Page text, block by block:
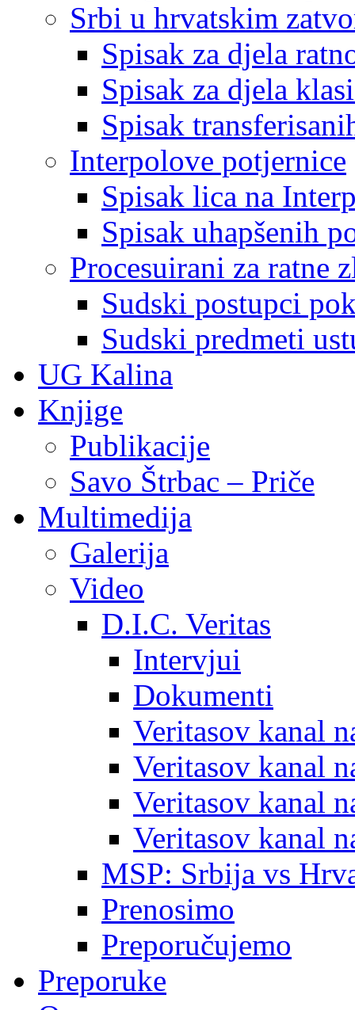
Srbi u hrvatskim
Spisak za djela
Spisak za djela
Spisak
Interpolove potjernice
Spisak lica na
Spisak uhapšenih
Procesuirani za ratne
Sudski postupci
Sudski predmeti
UG Kalina
Knjige
Publikacije
Savo Štrbac – Priče
Multimedija
Galerija
Video
D.I.C. Veritas
Intervjui
Dokumenti
Veritasov kanal
Veritasov kanal
Veritasov kanal
Veritasov kanal
MSP: Srbija vs
Prenosimo
Preporučujemo
Preporuke